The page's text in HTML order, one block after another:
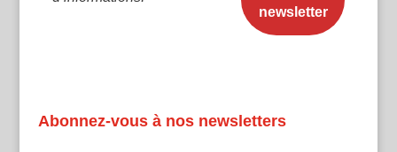
Abonnez-vous à nos newsletters